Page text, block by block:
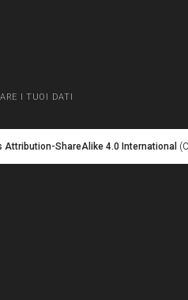
I TUOI DATI
Attribution-ShareAlike 4.0 International